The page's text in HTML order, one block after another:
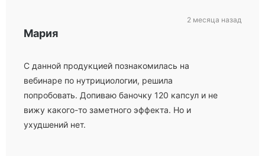
Мария
С данной продукцией познакомилась на
вебинаре по нутрициологии, решила
попробовать. Допиваю баночку 120 капсул и не
вижу какого-то заметного эффекта. Но и
ухудшений нет.
2 месяца назад